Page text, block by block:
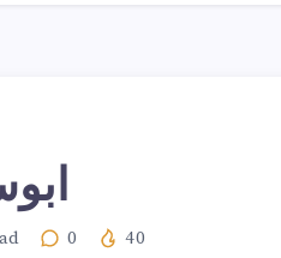
0 40